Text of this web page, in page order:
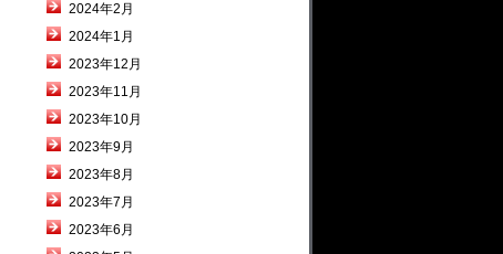
2024年2月
2024年1月
2023年12月
2023年11月
2023年10月
2023年9月
2023年8月
2023年7月
2023年6月